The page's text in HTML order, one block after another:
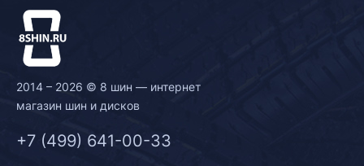
2014 – 2026 © 8 шин — интернет
магазин шин и дисков
+7 (499) 641-00-33